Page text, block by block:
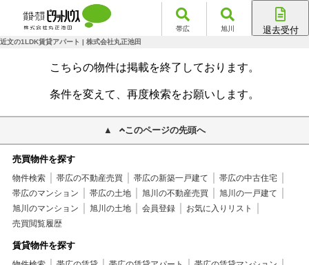
帯広 旭川 退去受付
近文の1LDK賃貸アパート | 株式会社丸正池田
こちらの物件は掲載を終了しております。
条件を変えて、再度検索をお願いします。
このページの先頭へ
売買物件を探す
物件検索 帯広の不動産売買 帯広の新築一戸建て
帯広の中古住宅
帯広のマンション
帯広の土地 旭川の不動産売買
旭川の一戸建て
旭川のマンション
旭川の土地 会員登録
お気に入りリスト
売買閲覧履歴
賃貸物件を探す